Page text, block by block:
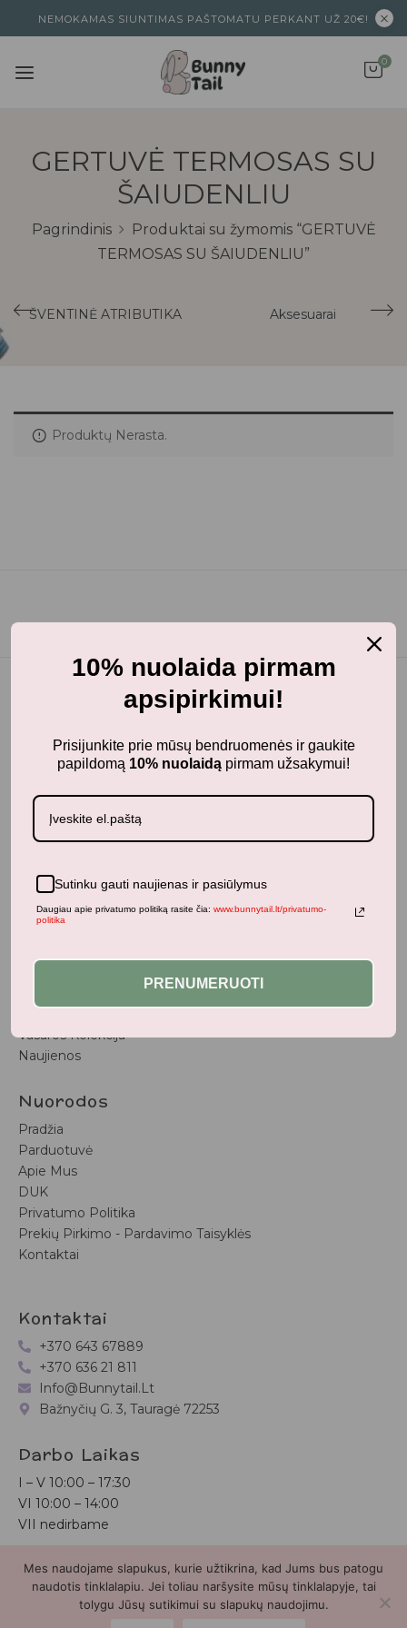
NEMOKAMAS SIUNTIMAS PAŠTOMATU PERKANT UŽ 20€!
0
GERTUVĖ TERMOSAS SU
ŠAIUDENLIU
Pagrindinis
Produktai su žymomis “GERTUVĖ
TERMOSAS SU ŠAIUDENLIU”
ŠVENTINĖ ATRIBUTIKA Aksesuarai
Produktų Nerasta.
BunnyTail– vaikiškų prekių krautuvėlė, kurioje rasite
kokybiškus ir stilingus daiktus savo vaikams!
Parduotuvė
Aksesuarai
Apranga
Vasaros Kolekcija
Naujienos
Nuorodos
Pradžia
Parduotuvė
Apie Mus
DUK
Privatumo Politika
Prekių Pirkimo - Pardavimo Taisyklės
Kontaktai
Kontaktai
+370 643 67889
+370 636 21 811
Info@bunnytail.lt
Bažnyčių G. 3, Tauragė 72253
Darbo Laikas
I – V 10:00 – 17:30
VI 10:00 – 14:00
VII nedirbame
Bunnytail.lt| Copyright 2026 | Svetainė sukurtaMyra.lt
Mes naudojame slapukus, kurie užtikrina, kad Jums bus patogu
naudotis tinklalapiu. Jei toliau naršysite mūsų tinklalapyje, tai
tolygu Jūsų sutikimui su slapukų naudojimu.
10% nuolaida pirmam
apsipirkimui!
Prisijunkite prie mūsų bendruomenės ir gaukite
papildomą 10% nuolaidą pirmam užsakymui!
Sutinku gauti naujienas ir pasiūlymus
Daugiau apie privatumo politiką rasite čia: www.bunnytail.lt/privatumo-
politika
PRENUMERUOTI